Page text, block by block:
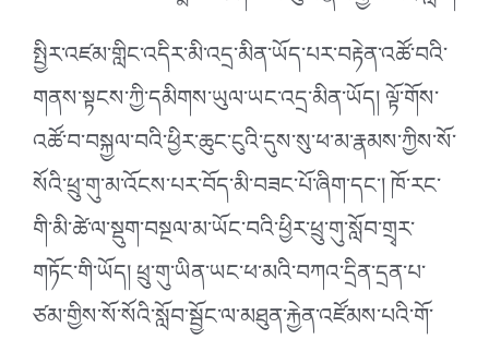
སྤྱིར་འཛམ་གླིང་འདིར་མི་འདྲ་མིན་ཡོད་པར་བརྟེན་འཚོ་བའི་
གནས་སྟངས་ཀྱི་དམིགས་ཡུལ་ཡང་འདྲ་མིན་ཡོད། ལྟོ་གོས་
འཚོ་བ་བསྐྱལ་བའི་ཕྱིར་ཆུང་ངུའི་དུས་སུ་ཕ་མ་རྣམས་ཀྱིས་སོ་
སོའི་ཕྲུ་གུ་མ་འོངས་པར་བོད་མི་བཟང་པོ་ཞིག་དང༌། ཁོ་རང་
གི་མི་ཚེ་ལ་སྡུག་བསྔལ་མ་ཡོང་བའི་ཕྱིར་ཕྲུ་གུ་སློབ་གྲྭར་
གཏོང་གི་ཡོད། ཕྲུ་གུ་ཡིན་ཡང་ཕ་མའི་བཀའ་དྲིན་དྲན་པ་
ཙམ་གྱིས་སོ་སོའི་སློབ་སྦྱོང་ལ་མཐུན་རྐྱེན་འཛོམས་པའི་གོ་